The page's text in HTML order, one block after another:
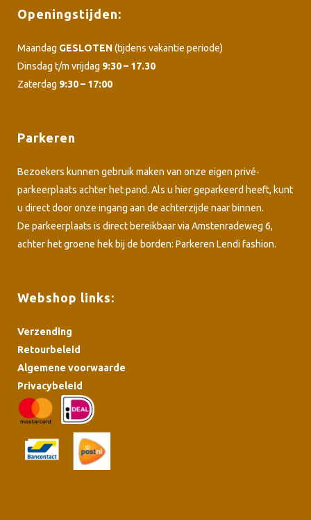
Openingstijden:
Maandag GESLOTEN(tijdens vakantie periode)
Dinsdag t/m vrijdag 9:30 – 17.30
Zaterdag 9:30 – 17:00
Parkeren
Bezoekers kunnen gebruik maken van onze eigen privé-
parkeerplaats achter het pand. Als u hier geparkeerd heeft, kunt
u direct door onze ingang aan de achterzijde naar binnen.
De parkeerplaats is direct bereikbaar via Amstenradeweg 6,
achter het groene hek bij de borden: Parkeren Lendi fashion.
Webshop links:
Verzending
Retourbeleid
Algemene voorwaarde
Privacybeleid